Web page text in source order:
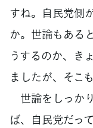
すね。自民党側
か。世論もある
うするのか、き
ましたが、そこ
世論をしっか
ば、自民党だっ